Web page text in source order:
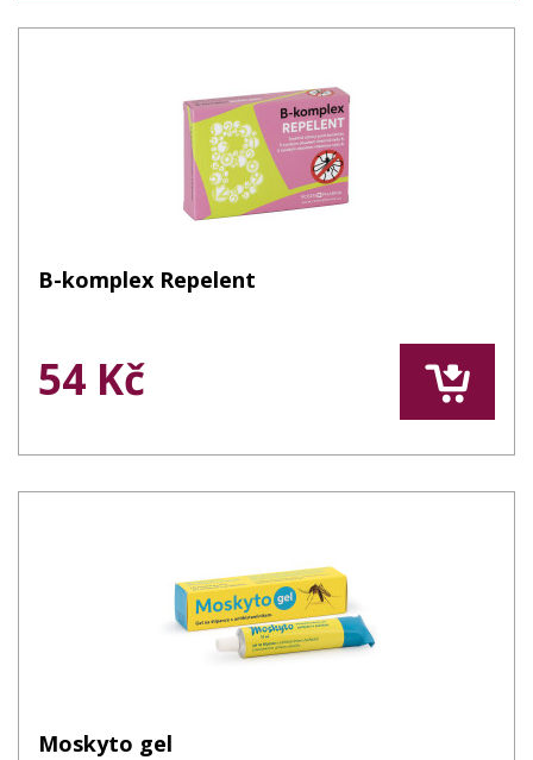
B-komplex Repelent
54 Kč
Moskyto gel